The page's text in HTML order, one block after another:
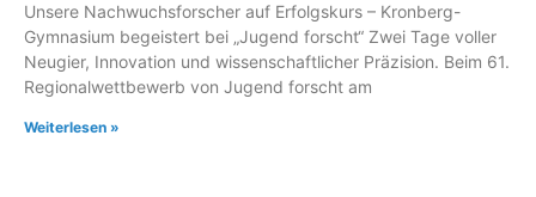
Unsere Nachwuchsforscher auf Erfolgskurs – Kronberg-
Gymnasium begeistert bei „Jugend forscht“ Zwei Tage voller
Neugier, Innovation und wissenschaftlicher Präzision. Beim 61.
Regionalwettbewerb von Jugend forscht am
Weiterlesen »